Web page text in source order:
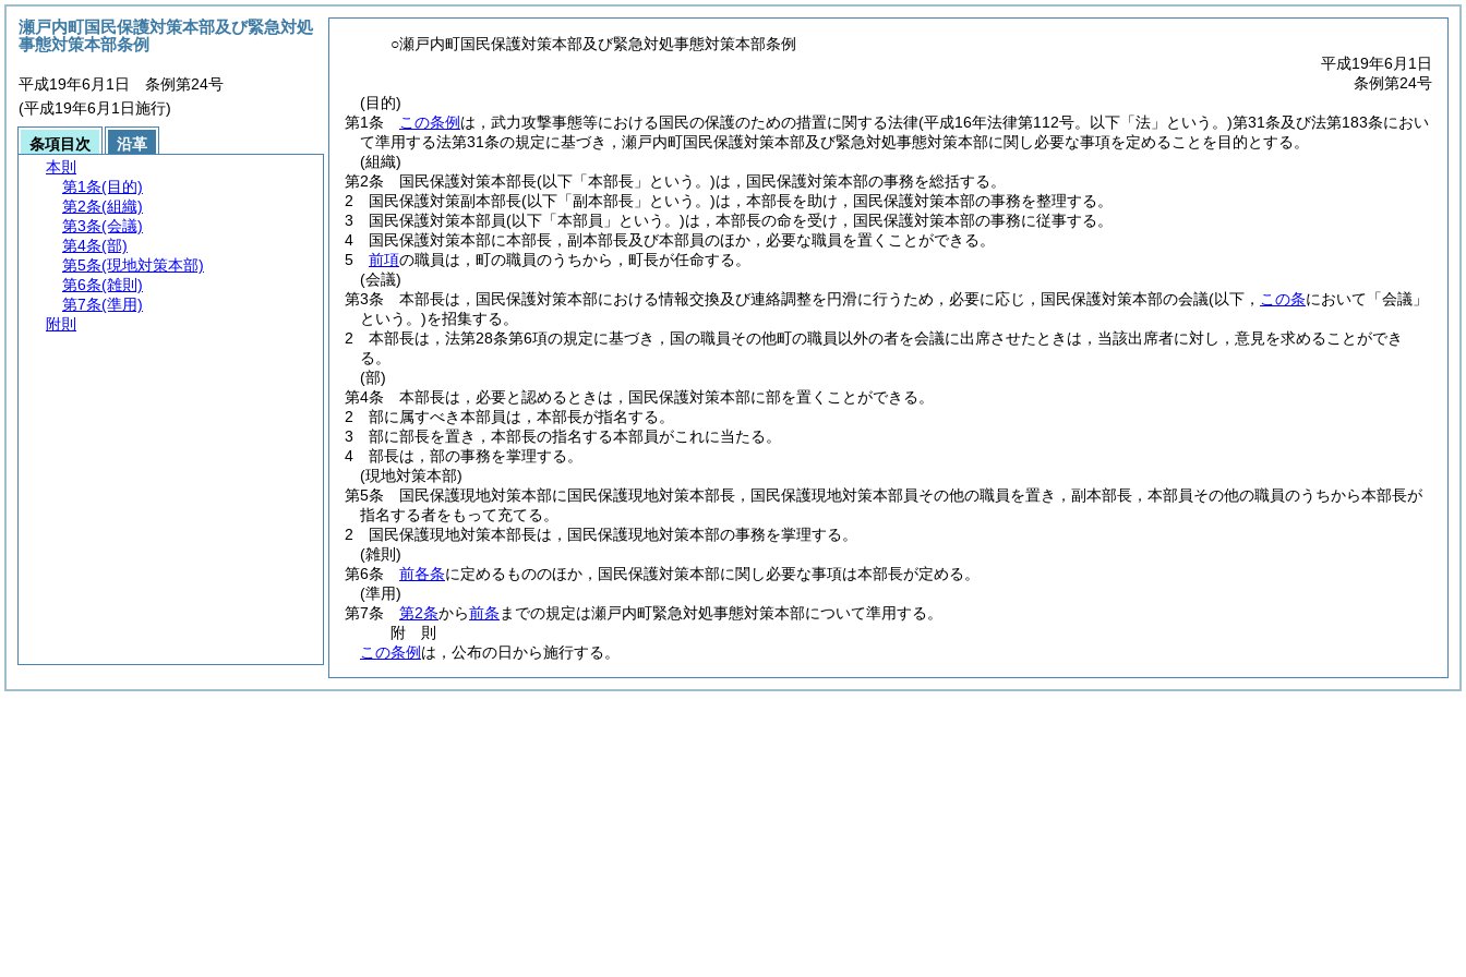
○瀬戸内町国民保護対策本部及び緊急対処事態対策本部条例
平成19年6月1日
条例第24号
(目的)
第1条
この条例 は，武力攻撃事態等における国民の保護のための措置に関する法律(平成16年法律第112号。以下「法」という。)第31条及び法第183条におい
て準用する法第31条の規定に基づき，瀬戸内町国民保護対策本部及び緊急対処事態対策本部に関し必要な事項を定めることを目的とする。
(組織)
第2条
国民保護対策本部長(以下「本部長」という。)は，国民保護対策本部の事務を総括する。
2
国民保護対策副本部長(以下「副本部長」という。)は，本部長を助け，国民保護対策本部の事務を整理する。
3
国民保護対策本部員(以下「本部員」という。)は，本部長の命を受け，国民保護対策本部の事務に従事する。
4
国民保護対策本部に本部長，副本部長及び本部員のほか，必要な職員を置くことができる。
5
前項の職員は，町の職員のうちから，町長が任命する。
(会議)
第3条
本部長は，国民保護対策本部における情報交換及び連絡調整を円滑に行うため，必要に応じ，国民保護対策本部の会議(以下， この条において「会議」
という。)を招集する。
2
本部長は，法第28条第6項の規定に基づき，国の職員その他町の職員以外の者を会議に出席させたときは，当該出席者に対し，意見を求めることができ
る。
(部)
第4条
本部長は，必要と認めるときは，国民保護対策本部に部を置くことができる。
2
部に属すべき本部員は，本部長が指名する。
3
部に部長を置き，本部長の指名する本部員がこれに当たる。
4
部長は，部の事務を掌理する。
(現地対策本部)
第5条
国民保護現地対策本部に国民保護現地対策本部長，国民保護現地対策本部員その他の職員を置き，副本部長，本部員その他の職員のうちから本部長が
指名する者をもって充てる。
2
国民保護現地対策本部長は，国民保護現地対策本部の事務を掌理する。
(雑則)
第6条
前各条に定めるもののほか，国民保護対策本部に関し必要な事項は本部長が定める。
(準用)
第7条
第2条から前条 までの規定は瀬戸内町緊急対処事態対策本部について準用する。
附 則
この条例 は，公布の日から施行する。
瀬戸内町国民保護対策本部及び緊急対処
事態対策本部条例
平成19年6月1日 条例第24号
(平成19年6月1日施行)
条項目次
沿革
本則
第1条(目的)
第2条(組織)
第3条(会議)
第4条(部)
第5条(現地対策本部)
第6条(雑則)
第7条(準用)
附則